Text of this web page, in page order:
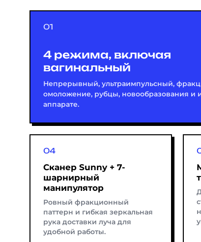
4 режима, включая
вагинальный
Непрерывный, ультраимпульсный,
омоложение, рубцы, новообразования и
аппарате.
Сканер Sunny + 7-
шарнирный
манипулятор
Ровный фракционный
паттерн и гибкая зеркальная
рука доставки луча для
удобной работы.